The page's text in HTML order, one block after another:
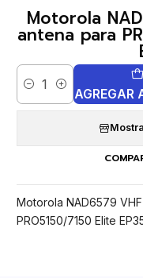
Motorola
antena para
Cantidad AGREGAR
Motorola NAD6579
PRO5150/7150 Elite